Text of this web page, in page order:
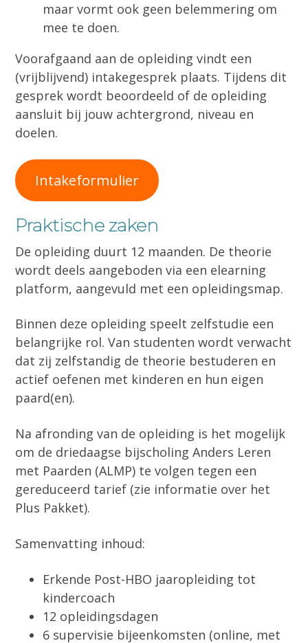
maar vormt ook geen belemmering om
mee te doen.
Voorafgaand aan de opleiding vindt een
(vrijblijvend) intakegesprek plaats. Tijdens dit
gesprek wordt beoordeeld of de opleiding
aansluit bij jouw achtergrond, niveau en
doelen.
Intakeformulier
Praktische zaken
De opleiding duurt 12 maanden. De theorie
wordt deels aangeboden via een elearning
platform, aangevuld met een opleidingsmap.
Binnen deze opleiding speelt zelfstudie een
belangrijke rol. Van studenten wordt verwacht
dat zij zelfstandig de theorie bestuderen en
actief oefenen met kinderen en hun eigen
paard(en).
Na afronding van de opleiding is het mogelijk
om de driedaagse bijscholing Anders Leren
met Paarden (ALMP) te volgen tegen een
gereduceerd tarief (zie informatie over het
Plus Pakket).
Samenvatting inhoud:
Erkende Post-HBO jaaropleiding tot
kindercoach
12 opleidingsdagen
6 supervisie bijeenkomsten (online, met